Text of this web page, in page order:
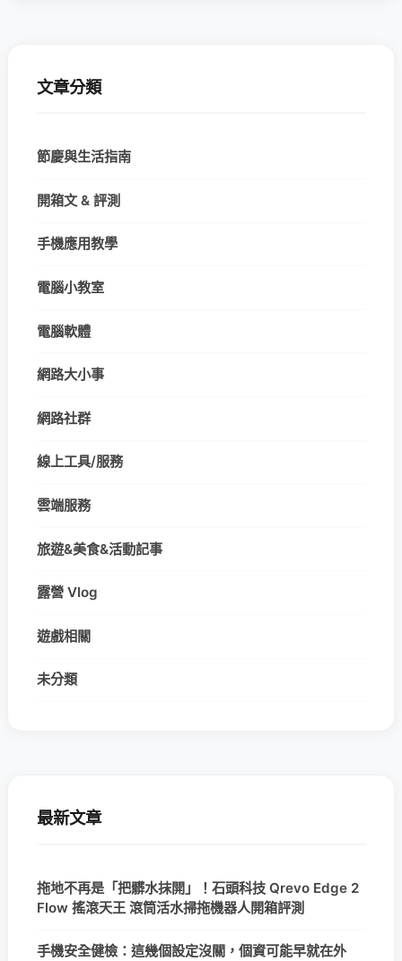
文章分類
節慶與生活指南
開箱文 & 評測
手機應用教學
電腦小教室
電腦軟體
網路大小事
網路社群
線上工具/服務
雲端服務
旅遊&美食&活動記事
露營 Vlog
遊戲相關
未分類
最新文章
拖地不再是「把髒水抹開」！石頭科技 Qrevo Edge 2
Flow 搖滾天王 滾筒活水掃拖機器人開箱評測
手機安全健檢：這幾個設定沒關，個資可能早就在外